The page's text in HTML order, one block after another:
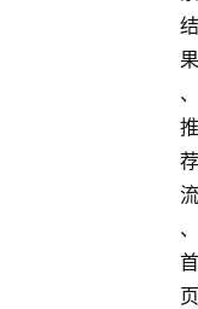
结
果
、
推
荐
流
、
首
页